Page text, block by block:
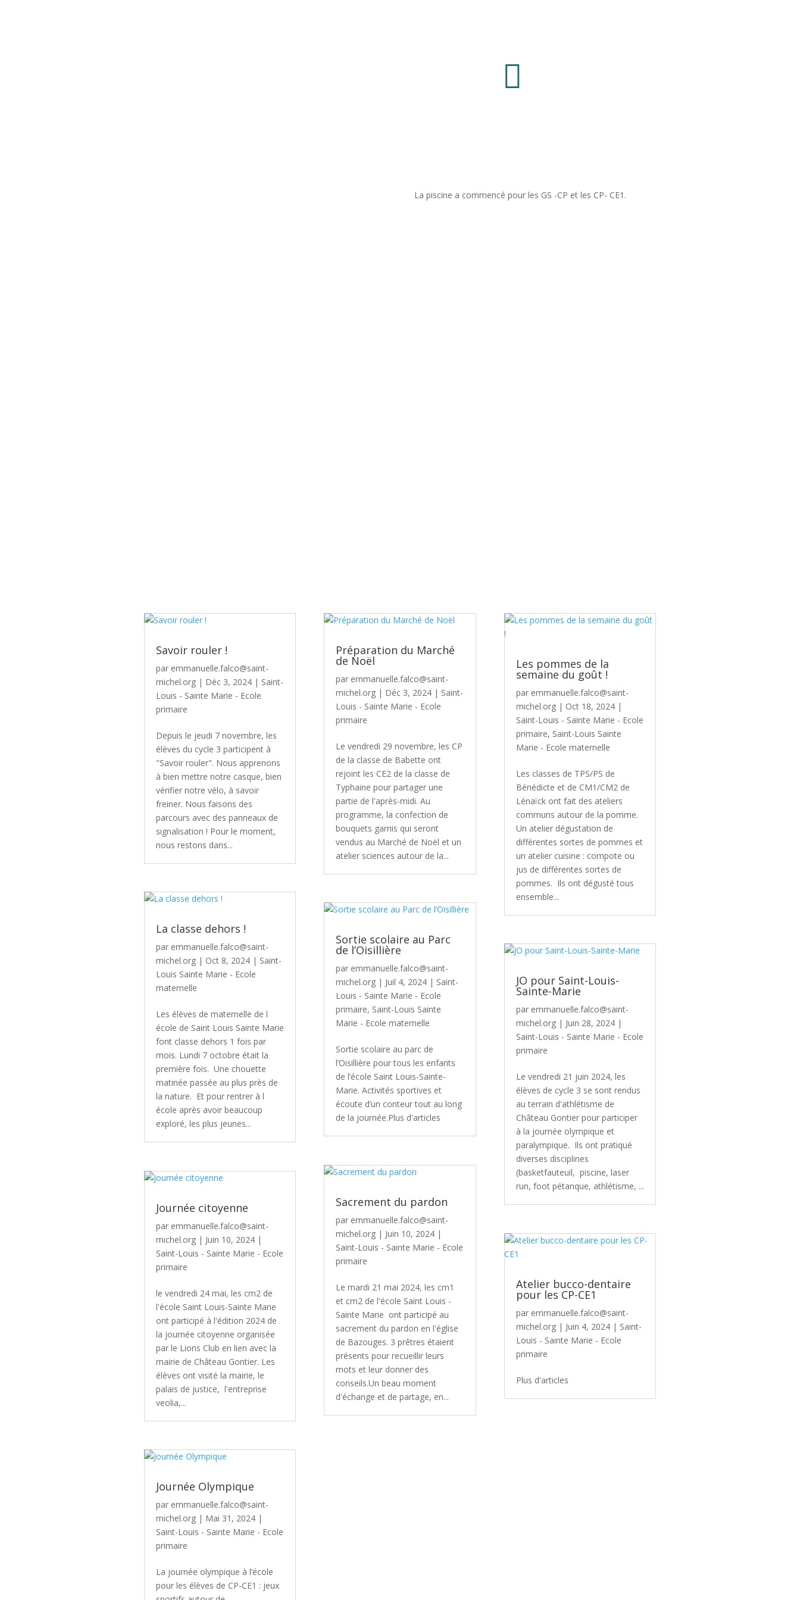

La piscine a commencé pour les GS -CP et les CP- CE1.
Savoir rouler !
par emmanuelle.falco@saint-
michel.org| Déc 3, 2024| Saint-
Louis - Sainte Marie - Ecole
primaire
Depuis le jeudi 7 novembre, les
élèves du cycle 3 participent à
"Savoir rouler". Nous apprenons
à bien mettre notre casque, bien
vérifier notre vélo, à savoir
freiner. Nous faisons des
parcours avec des panneaux de
signalisation ! Pour le moment,
nous restons dans...
La classe dehors !
par emmanuelle.falco@saint-
michel.org| Oct 8, 2024| Saint-
Louis Sainte Marie - Ecole
maternelle
Les élèves de maternelle de l
école de Saint Louis Sainte Marie
font classe dehors 1 fois par
mois. Lundi 7 octobre était la
première fois. Une chouette
matinée passée au plus près de
la nature. Et pour rentrer à l
école après avoir beaucoup
exploré, les plus jeunes...
Journée citoyenne
par emmanuelle.falco@saint-
michel.org| Juin 10, 2024|
Saint-Louis - Sainte Marie - Ecole
primaire
le vendredi 24 mai, les cm2 de
l'école Saint Louis-Sainte Marie
ont participé à l'édition 2024 de
la journée citoyenne organisée
par le Lions Club en lien avec la
mairie de Château Gontier. Les
élèves ont visité la mairie, le
palais de justice, l'entreprise
veolia,...
Journée Olympique
par emmanuelle.falco@saint-
michel.org| Mai 31, 2024|
Saint-Louis - Sainte Marie - Ecole
primaire
La journée olympique à l’école
pour les élèves de CP-CE1 : jeux
Préparation du Marché
de Noël
par emmanuelle.falco@saint-
michel.org | Déc 3, 2024 | Saint-
Louis - Sainte Marie - Ecole
primaire
Le vendredi 29 novembre, les CP
de la classe de Babette ont
rejoint les CE2 de la classe de
Typhaine pour partager une
partie de l'après-midi. Au
programme, la confection de
bouquets garnis qui seront
vendus au Marché de Noël et un
atelier sciences autour de la...
Sortie scolaire au Parc
de l’Oisillière
par emmanuelle.falco@saint-
michel.org | Juil 4, 2024 | Saint-
Louis - Sainte Marie - Ecole
primaire, Saint-Louis Sainte
Marie - Ecole maternelle
Sortie scolaire au parc de
l’Oisillière pour tous les enfants
de l’école Saint Louis-Sainte-
Marie. Activités sportives et
écoute d’un conteur tout au long
de la journée.Plus d'articles
Sacrement du pardon
par emmanuelle.falco@saint-
michel.org | Juin 10, 2024 |
Saint-Louis - Sainte Marie - Ecole
primaire
Le mardi 21 mai 2024, les cm1
et cm2 de l'école Saint Louis -
Sainte Marie ont participé au
sacrement du pardon en l'église
de Bazouges. 3 prêtres étaient
présents pour recueillir leurs
mots et leur donner des
conseils.Un beau moment
d'échange et de partage, en...
Les pommes de la
semaine du goût !
par emmanuelle.falco@saint-
michel.org| Oct 18, 2024|
Saint-Louis - Sainte Marie - Ecole
primaire, Saint-Louis Sainte
Marie - Ecole maternelle
Les classes de TPS/PS de
Bénédicte et de CM1/CM2 de
Lénaïck ont fait des ateliers
communs autour de la pomme.
Un atelier dégustation de
différentes sortes de pommes et
un atelier cuisine : compote ou
jus de différentes sortes de
pommes. Ils ont dégusté tous
ensemble...
JO pour Saint-Louis-
Sainte-Marie
par emmanuelle.falco@saint-
michel.org| Juin 28, 2024|
Saint-Louis - Sainte Marie - Ecole
primaire
Le vendredi 21 juin 2024, les
élèves de cycle 3 se sont rendus
au terrain d'athlétisme de
Château Gontier pour participer
à la journée olympique et
paralympique. Ils ont pratiqué
diverses disciplines
(basketfauteuil, piscine, laser
run, foot pétanque, athlétisme, ...
Atelier bucco-dentaire
pour les CP-CE1
par emmanuelle.falco@saint-
michel.org| Juin 4, 2024| Saint-
Louis - Sainte Marie - Ecole
primaire
Plus d'articles